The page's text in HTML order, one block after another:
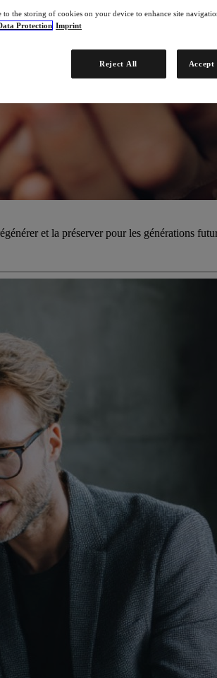
et la préserver pour les générations
the storing of cookies on your device to enhance site
Protection Imprint
Reject All